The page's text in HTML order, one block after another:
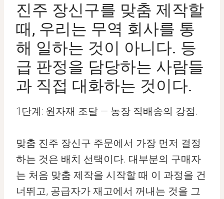
진주 장신구를 맞춤 제작할
때, 우리는 무역 회사를 통
해 일하는 것이 아니다. 등
급 판정을 담당하는 사람들
과 직접 대화하는 것이다.
1단계: 원자재 조달 — 농장 직배송의 강점.
맞춤 진주 장신구 주문에서 가장 먼저 결정
하는 것은 배치 선택이다. 대부분의 구매자
는 처음 맞춤 제작을 시작할 때 이 과정을 건
너뛰고, 공급자가 재고에서 꺼내는 것을 그